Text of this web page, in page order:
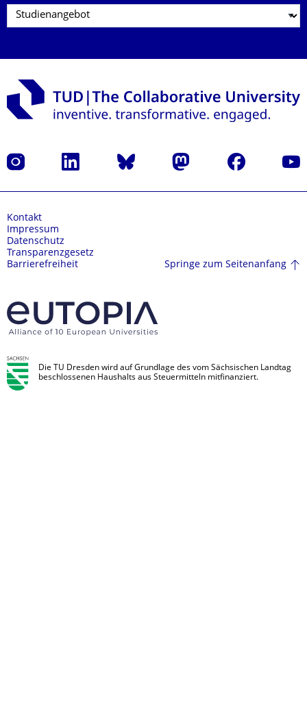
Instagram LinkedIn Bluesky Mastodon Facebook
Kontakt
Impressum
Datenschutz
Transparenzgesetz
Barrierefreiheit
Springe zum Seitenanfang
Die TU Dresden wird auf Grundlage des vom Sächsischen Landtag
beschlossenen Haushalts aus Steuermitteln mitfinanziert.